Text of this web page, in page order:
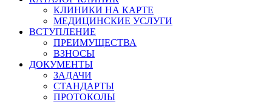
КЛИНИКИ НА КАРТЕ
МЕДИЦИНСКИЕ УСЛУГИ
ВСТУПЛЕНИЕ
ПРЕИМУЩЕСТВА
ВЗНОСЫ
ДОКУМЕНТЫ
ЗАДАЧИ
СТАНДАРТЫ
ПРОТОКОЛЫ